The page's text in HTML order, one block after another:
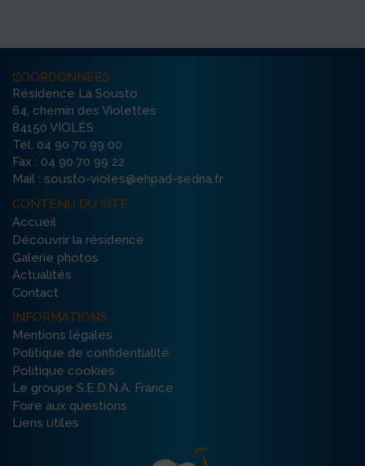
COORDONNÉES
Résidence La Sousto
64, chemin des Violettes
84150 VIOLÈS
Tél. 04 90 70 99 00
Fax : 04 90 70 99 22
Mail : sousto-violes@ehpad-sedna.fr
CONTENU DU SITE
Accueil
Découvrir la résidence
Galerie photos
Actualités
Contact
INFORMATIONS
Mentions légales
Politique de confidentialité
Politique cookies
Le groupe S.E.D.N.A. France
Foire aux questions
Liens utiles